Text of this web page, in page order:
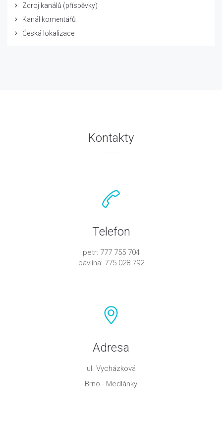
Zdroj kanálů (příspěvky)
Kanál komentářů
Česká lokalizace
Kontakty
Telefon
petr: 777 755 704
pavlína: 775 028 792
Adresa
ul. Vycházková
Brno - Medlánky